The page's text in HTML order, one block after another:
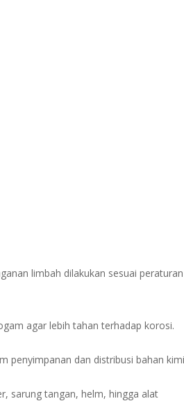
limbah dilakukan sesuai peraturan
agar lebih tahan terhadap korosi.
penyimpanan dan distribusi bahan
sarung tangan, helm, hingga alat